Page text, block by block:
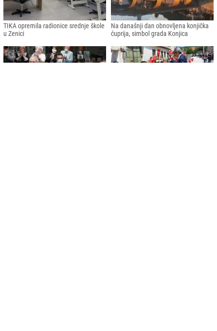
TIKA opremila radionice srednje škole
u Zenici
Na današnji dan obnovljena konjička
ćuprija, simbol grada Konjica